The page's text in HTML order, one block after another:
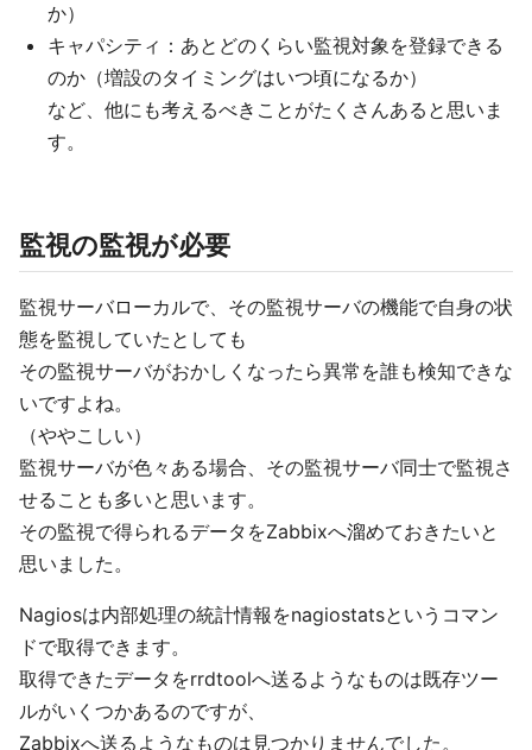
か）
キャパシティ：あとどのくらい監視対象を登録できる
のか（増設のタイミングはいつ頃になるか）
など、他にも考えるべきことがたくさんあると思いま
す。
監視の監視が必要
監視サーバローカルで、その監視サーバの機能で自身の状
態を監視していたとしても
その監視サーバがおかしくなったら異常を誰も検知できな
いですよね。
（ややこしい）
監視サーバが色々ある場合、その監視サーバ同士で監視さ
せることも多いと思います。
その監視で得られるデータをZabbixへ溜めておきたいと
思いました。
Nagiosは内部処理の統計情報をnagiostatsというコマン
ドで取得できます。
取得できたデータをrrdtoolへ送るようなものは既存ツー
ルがいくつかあるのですが、
Zabbixへ送るようなものは見つかりませんでした。